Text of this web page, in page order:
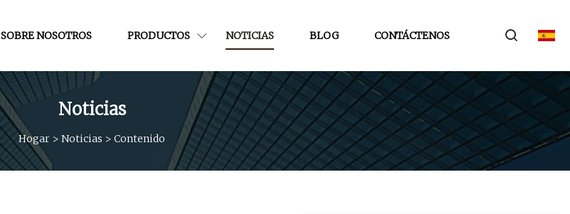
SOBRE NOSOTROS PRODUCTOS NOTICIAS BLOG CONTÁCTENOS
Noticias
Hogar > Noticias > Contenido